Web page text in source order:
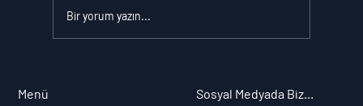
Bir yorum yazın...
Menü Sosyal Medyada Biz...